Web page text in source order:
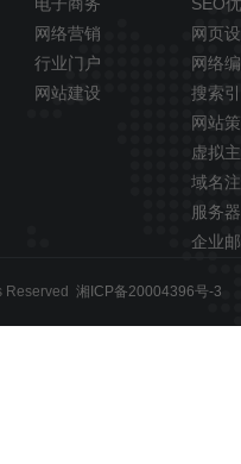
网络营销
行业门户
网站建设
网页
网络
搜索
网站
虚拟
域名
服务器
企业
Reserved 湘ICP备20004396号-3